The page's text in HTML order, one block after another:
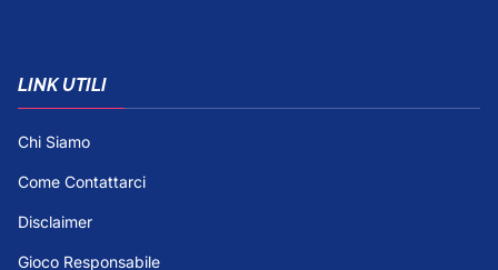
LINK UTILI
Chi Siamo
Come Contattarci
Disclaimer
Gioco Responsabile